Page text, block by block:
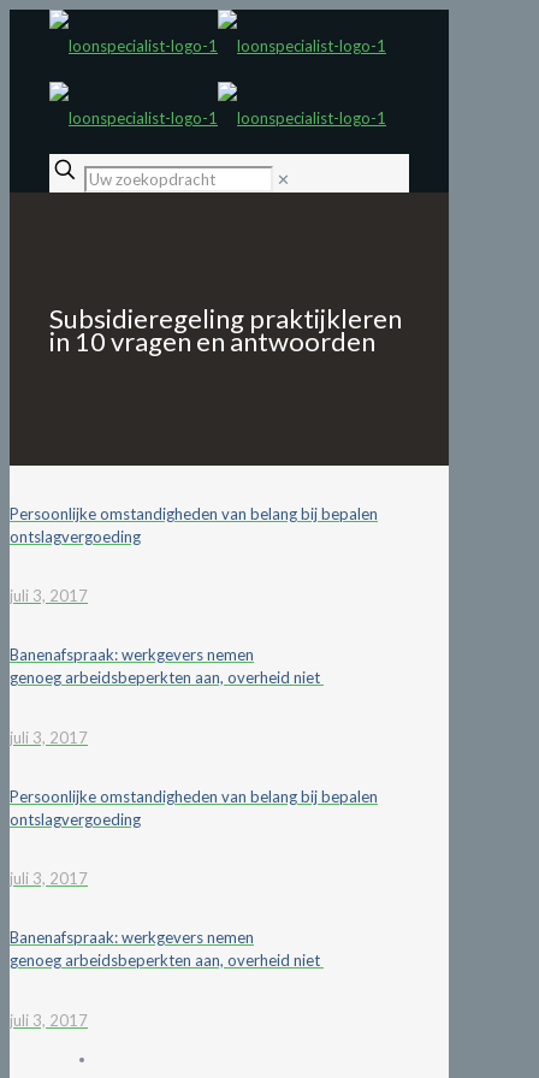
✕
Subsidieregeling praktijkleren
in 10 vragen en antwoorden
Persoonlijke omstandigheden van belang bij bepalen
ontslagvergoeding
juli 3, 2017
Banenafspraak: werkgevers nemen
genoeg arbeidsbeperkten aan, overheid niet
juli 3, 2017
Persoonlijke omstandigheden van belang bij bepalen
ontslagvergoeding
juli 3, 2017
Banenafspraak: werkgevers nemen
genoeg arbeidsbeperkten aan, overheid niet
juli 3, 2017